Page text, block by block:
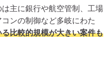
主に銀行や航空管制、工場
ンの制御など多岐にわた
比較的規模が大きい案件も